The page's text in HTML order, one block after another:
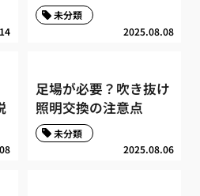
2025.08.08
未分類
足場が必要？吹き抜け
照明交換の注意点
2025.08.06
未分類